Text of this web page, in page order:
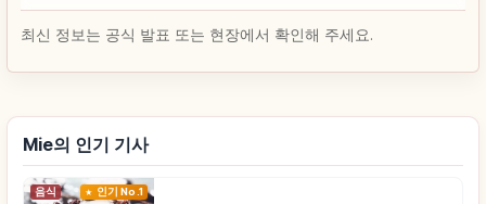
최신 정보는 공식 발표 또는 현장에서 확인해 주세요.
Mie의 인기 기사
음식 인기 No.1